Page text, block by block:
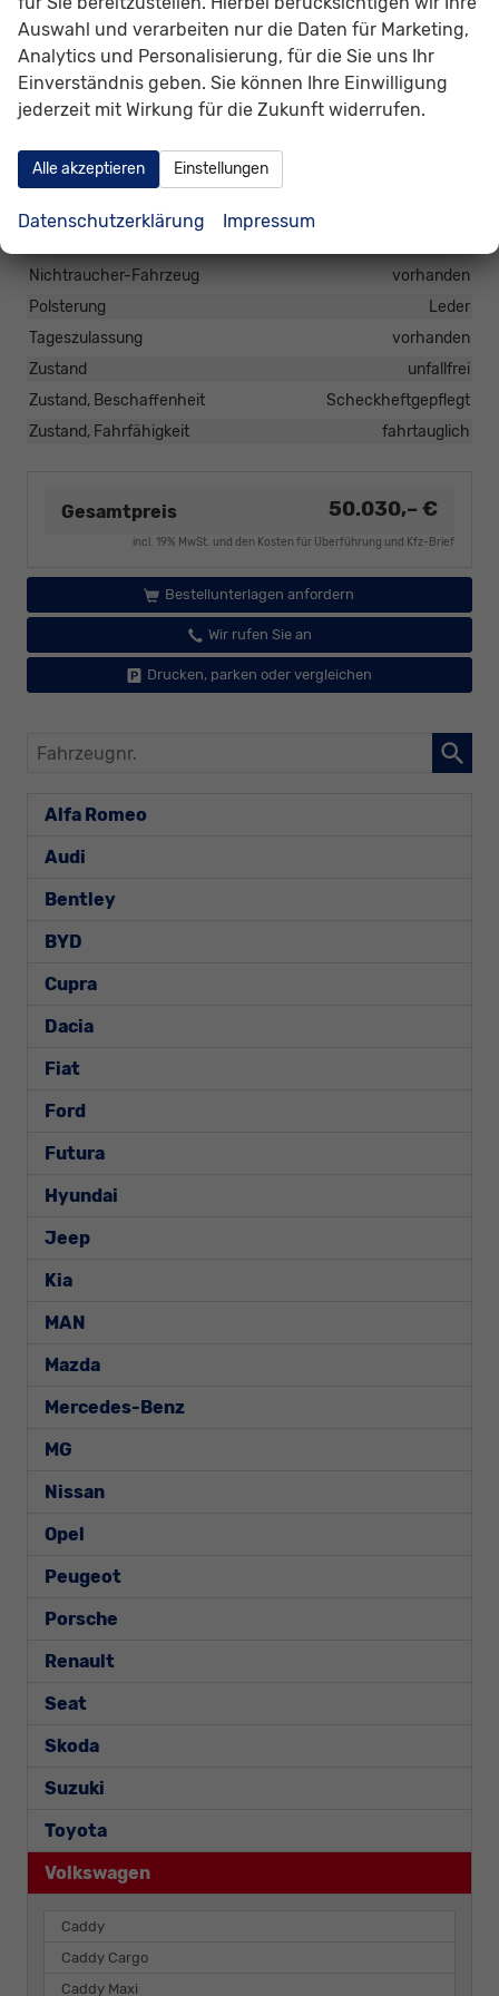
Anzahl Vorbesitzer
Erstzulassung
01.08.2026
Garantieleistung
Fahrzeuggarantie
HU/AU neu
vorhanden
Innenausstattung
Kabinenart
Kilometerstand
Nichtraucher-Fahrzeug
vorhanden
Polsterung
Leder
Tageszulassung
vorhanden
Zustand
unfallfrei
Zustand, Beschaffenheit
Scheckheftgepflegt
Zustand, Fahrfähigkeit
fahrtauglich
Gesamtpreis 50.030,– €
incl. 19% MwSt. und den Kosten für Überführung und Kfz-Brief
Bestellunterlagen anfordern
Wir rufen Sie an
Drucken, parken oder vergleichen
Fahrzeugnr.
Alfa Romeo
Audi
Bentley
BYD
Cupra
Dacia
Fiat
Ford
Futura
Hyundai
Jeep
Kia
MAN
Mazda
Mercedes-Benz
MG
Nissan
Opel
Peugeot
Porsche
Renault
Seat
Skoda
Suzuki
Toyota
Volkswagen
Caddy
Caddy Cargo
Caddy Maxi
Auswahl und verarbeiten nur die Daten für Marketing,
Analytics und Personalisierung, für die Sie uns Ihr
Einverständnis geben. Sie können Ihre Einwilligung
jederzeit mit Wirkung für die Zukunft widerrufen.
Alle akzeptieren Einstellungen
Datenschutzerklärung Impressum